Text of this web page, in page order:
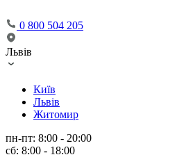
0 800 504 205
Львів
Київ
Львів
Житомир
пн-пт: 8:00 - 20:00
сб: 8:00 - 18:00